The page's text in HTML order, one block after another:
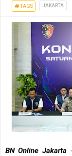
TAGS JAKARTA
BN Online Jakarta-